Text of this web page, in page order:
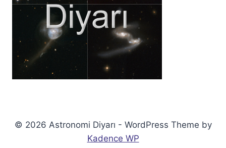
© 2026 Astronomi Diyarı - WordPress Theme by
Kadence WP